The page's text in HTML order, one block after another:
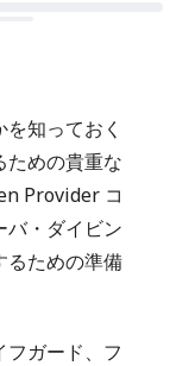
知っておく
ための貴重な
Provider コ
バ・ダイビン
るための準備
ガード、フ